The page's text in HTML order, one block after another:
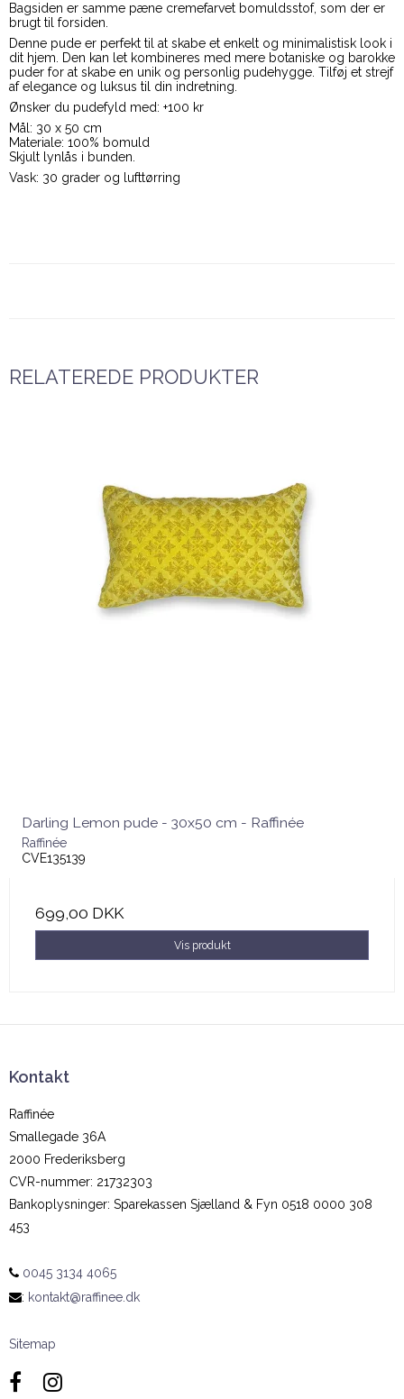
Bagsiden er samme pæne cremefarvet bomuldsstof, som der er
brugt til forsiden.
Denne pude er perfekt til at skabe et enkelt og minimalistisk look i
dit hjem. Den kan let kombineres med mere botaniske og barokke
puder for at skabe en unik og personlig pudehygge. Tilføj et strejf
af elegance og luksus til din indretning.
Ønsker du pudefyld med: +100 kr
Mål: 30 x 50 cm
Materiale: 100% bomuld
Skjult lynlås i bunden.
Vask: 30 grader og lufttørring
RELATEREDE PRODUKTER
Darling Lemon pude - 30x50 cm - Raffinée
Raffinée
CVE135139
699,00 DKK
Vis produkt
Kontakt
Raffinée
Smallegade 36A
2000 Frederiksberg
CVR-nummer: 21732303
Bankoplysninger: Sparekassen Sjælland & Fyn 0518 0000 308
453
0045 3134 4065
: kontakt@raffinee.dk
Sitemap